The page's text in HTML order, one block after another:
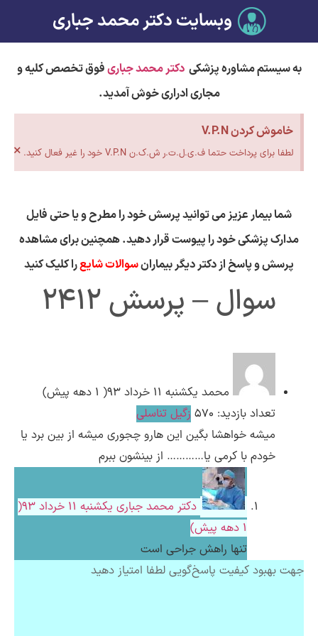
وبسایت دکتر محمد جباری
به سیستم مشاوره پزشکیدکتر محمد جباریفوق تخصص کلیه و
مجاری ادراری خوش آمدید.
خاموش کردن V.P.N
لطفا برای پرداخت حتما ف.ی.ل.ت.ر ش.ک.ن V.P.N خود را غیر فعال کنید. ×
شما بیمار عزیز می توانید پرسش خود را مطرح و یا حتی فایل
مدارک پزشکی خود را پیوست قرار دهید. همچنین برای مشاهده
پرسش و پاسخ از دکتر دیگر بیمارانسوالات شایعرا کلیک کنید
سوال – پرسش 2412
محمد یکشنبه ۱۱ خرداد ۹۳( 1 دهه پیش)
تعداد بازدید: 570
زگیل تناسلی
میشه خواهشا بگین این هارو چجوری میشه از بین برد یا
خودم با کرمی یا………… از بینشون ببرم
دکتر محمد جباری
یکشنبه ۱۱ خرداد ۹۳(
1 دهه پیش)
تنها راهش جراحی است
جهت بهبود کیفیت پاسخ‌گویی لطفا امتیاز دهید
قدرت گرفته از همیارسیستم